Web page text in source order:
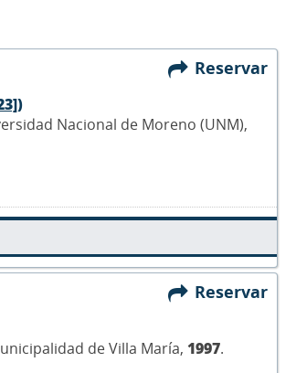
Reservar
Nacional de Moreno (UNM),
Reservar
de Villa María, 1997.